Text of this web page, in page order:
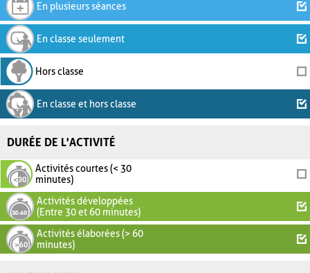
En plusieurs séances
En classe seulement
Hors classe
En classe et hors classe
DURÉE DE L'ACTIVITÉ
Activités courtes (< 30
minutes)
Activités développées
(Entre 30 et 60 minutes)
Activités élaborées (> 60
minutes)